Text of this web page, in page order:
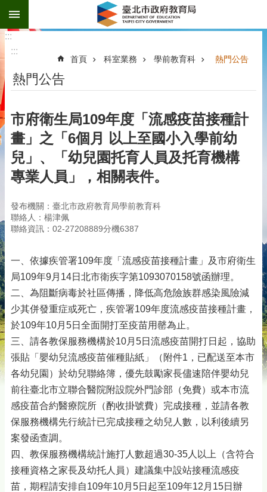
跳到主要內容區塊
:::
:::
首頁 科室業務 學前教育科 熱門公告
熱門公告
市府衛生局109年度「流感疫苗接種計
畫」之「6個月 以上至國小入學前幼
兒」、「幼兒園托育人員及托育機構
專業人員」，相關表件。
發布機關：臺北市政府教育局學前教育科
聯絡人：楊津佩
聯絡資訊：02-27208889分機6387
一、依據疾管署109年度「流感疫苗接種計畫」及市府衛生
局109年9月14日北市衛疾字第1093070158號函辦理。
二、為阻斷病毒於社區傳播，降低高危險族群感染風險減
少其併發重症或死亡，疾管署109年度流感疫苗接種計畫，
於109年10月5日全面開打至疫苗用罄為止。
三、請各教保服務機構於10月5日流感疫苗開打日起，協助
張貼「嬰幼兒流感疫苗催種貼紙」（附件1，已配送至本市
各幼兒園）於幼兒聯絡簿，優先鼓勵家長儘速陪伴嬰幼兒
前往臺北市立聯合醫院附設院外門診部（免費）或本市流
感疫苗合約醫療院所（酌收掛號費）完成接種，並請各教
保服務機構先行統計已完成接種之幼兒人數，以利後續另
案發函查調。
四、教保服務機構統計施打人數超過30-35人以上（含符合
接種資格之家長及幼托人員）建議集中設站接種流感疫
苗，期程請安排自109年10月5日起至109年12月15日辦